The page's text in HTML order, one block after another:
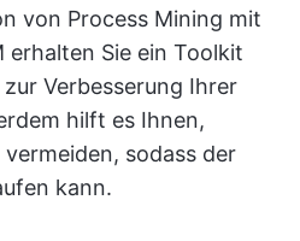
von Process Mining mit
erhalten Sie ein Toolkit
Verbesserung Ihrer
hilft es Ihnen,
sodass der
kann.